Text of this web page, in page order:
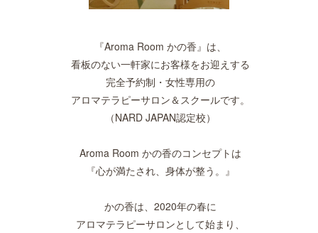
『Aroma Room かの香』は、
看板のない一軒家にお客様をお迎えする
完全予約制・女性専用の
アロマテラピーサロン＆スクールです。
（NARD JAPAN認定校）
Aroma Room かの香のコンセプトは
『心が満たされ、身体が整う。』
かの香は、2020年の春に
アロマテラピーサロンとして始まり、